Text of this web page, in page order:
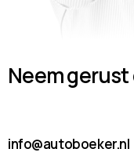
Neem
info@autoboeker.nl